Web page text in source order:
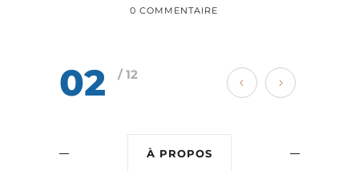
0 COMMENTAIRE
02 / 12
À PROPOS